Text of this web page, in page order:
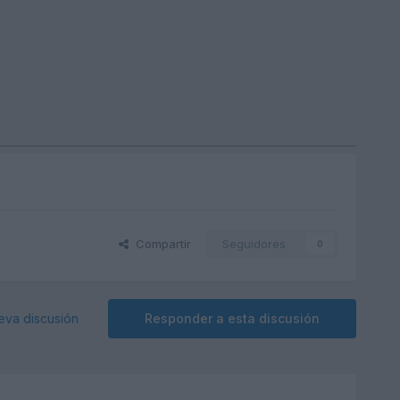
Compartir Seguidores 0
Responder a esta discusión
discusión